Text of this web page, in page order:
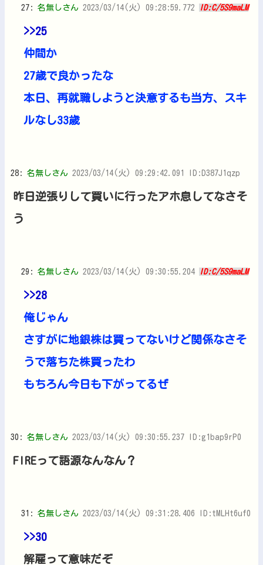
27: 名無しさん 2023/03/14(火) 09:28:59.772 ID:C/5S9maLM
>>25
仲間か
27歳で良かったな
本日、再就職しようと決意するも当方、スキ
ルなし33歳
28: 名無しさん 2023/03/14(火) 09:29:42.091 ID:D387J1qzp
昨日逆張りして買いに行ったアホ息してなさそ
う
29: 名無しさん 2023/03/14(火) 09:30:55.204 ID:C/5S9maLM
>>28
俺じゃん
さすがに地銀株は買ってないけど関係なさそ
うで落ちた株買ったわ
もちろん今日も下がってるぜ
30: 名無しさん 2023/03/14(火) 09:30:55.237 ID:g1bap9rP0
FIREって語源なんなん？
31: 名無しさん 2023/03/14(火) 09:31:28.406 ID:tMLHt6uf0
>>30
解雇って意味だぞ